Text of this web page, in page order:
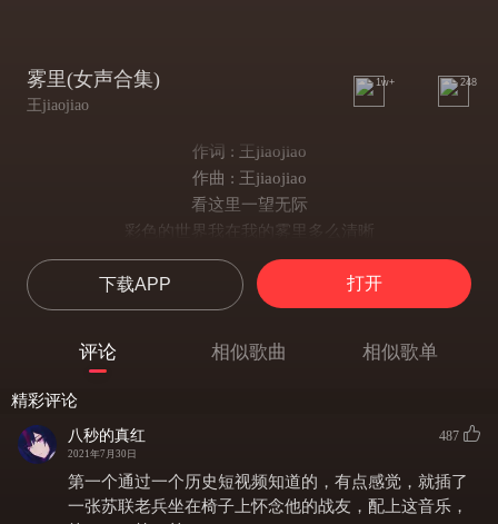
雾里(女声合集)
王jiaojiao
1w+ 248
作词 : 王jiaojiao
作曲 : 王jiaojiao
看这里一望无际
彩色的世界我在我的雾里多么清晰
他们黑白的心
自顾自己已经有了定义
何时该靠近什么应该摒弃
彩色的世界我在我的雾里多么清晰
U sound like 啊吧吧啊吧吧
看这里一望无际
下载APP 打开
评论 相似歌曲 相似歌单
精彩评论
八秒的真红
2021年7月30日
487
第一个通过一个历史短视频知道的，有点感觉，就插了
一张苏联老兵坐在椅子上怀念他的战友，配上这音乐，